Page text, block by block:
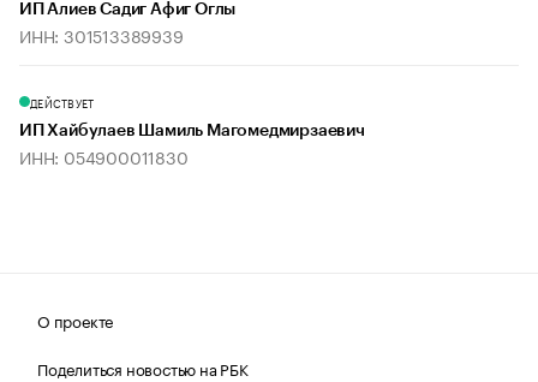
ИП Алиев Садиг Афиг Оглы
ИНН: 301513389939
ДЕЙСТВУЕТ
ИП Хайбулаев Шамиль Магомедмирзаевич
ИНН: 054900011830
О проекте
Поделиться новостью на РБК